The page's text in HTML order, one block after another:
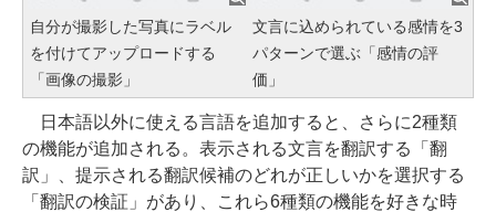
自分が撮影した写真にラベル
を付けてアップロードする
「画像の撮影」
文言に込められている感情を3
パターンで選ぶ「感情の評
価」
日本語以外に使える言語を追加すると、さらに2種類
の機能が追加される。表示される文言を翻訳する「翻
訳」、提示される翻訳候補のどれが正しいかを選択する
「翻訳の検証」があり、これら6種類の機能を好きな時